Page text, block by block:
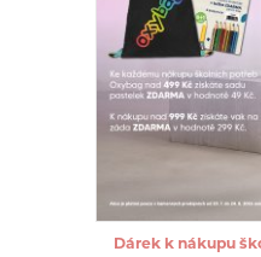
Dárek k nákupu